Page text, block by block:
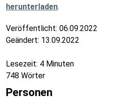
herunterladen.
Veröffentlicht: 06.09.2022
Geändert: 13.09.2022
Lesezeit: 4 Minuten
748 Wörter
Personen